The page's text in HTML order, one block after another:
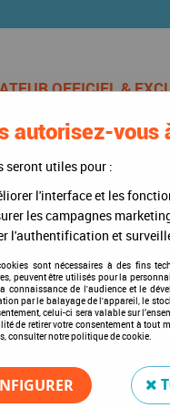
DE CHAMPAGNE
Adhésives Easy * Exclusif *
autorisez-vous
seront utiles pour :
l'interface et les
les campagnes
l'authentification et
sont nécessaires à des fins
peuvent être utilisés pour la
connaissance de l'audience et le
par le balayage de l'appareil, le
celui-ci sera valable sur
de retirer votre consentement à tout
consulter notre politique de cookie.